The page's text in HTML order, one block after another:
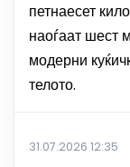
петнаесет
наоѓаат шест
модерни
телото.
31.07.2026 12:35